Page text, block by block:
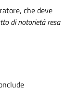
che deve
di notorietà resa